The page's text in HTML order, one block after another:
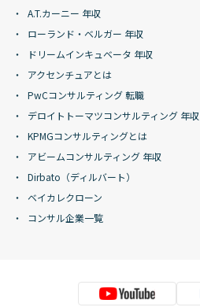
A.T.カーニー 年収
ローランド・ベルガー 年収
ドリームインキュベータ 年収
アクセンチュアとは
PwCコンサルティング 転職
デロイトトーマツコンサルティング 年収
KPMGコンサルティングとは
アビームコンサルティング 年収
Dirbato（ディルバート）
ベイカレクローン
コンサル企業一覧